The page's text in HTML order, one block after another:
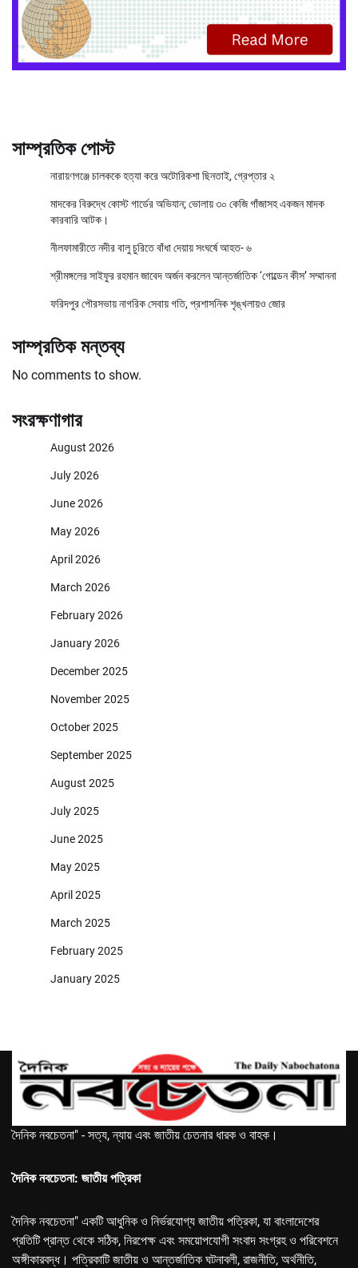
সাম্প্রতিক পোস্ট
নারায়ণগঞ্জে চালককে হত্যা করে অটোরিকশা ছিনতাই, গ্রেপ্তার ২
মাদকের বিরুদ্ধে কোস্ট গার্ডের অভিযান; ভোলায় ৩০ কেজি গাঁজাসহ একজন মাদক
কারবারি আটক।
নীলফামারীতে নদীর বালু চুরিতে বাঁধা দেয়ায় সংঘর্ষে আহত- ৬
শ্রীমঙ্গলের সাইফুর রহমান জাবেদ অর্জন করলেন আন্তর্জাতিক ‘গোল্ডেন কীস’ সম্মাননা
ফরিদপুর পৌরসভায় নাগরিক সেবায় গতি, প্রশাসনিক শৃঙ্খলায়ও জোর
সাম্প্রতিক মন্তব্য
No comments to show.
সংরক্ষণাগার
August 2026
July 2026
June 2026
May 2026
April 2026
March 2026
February 2026
January 2026
December 2025
November 2025
October 2025
September 2025
August 2025
July 2025
June 2025
May 2025
April 2025
March 2025
February 2025
January 2025
দৈনিক নবচেতনা" - সত্য, ন্যায় এবং জাতীয় চেতনার ধারক ও বাহক।
দৈনিক নবচেতনা: জাতীয় পত্রিকা
দৈনিক নবচেতনা" একটি আধুনিক ও নির্ভরযোগ্য জাতীয় পত্রিকা, যা বাংলাদেশের
প্রতিটি প্রান্ত থেকে সঠিক, নিরপেক্ষ এবং সময়োপযোগী সংবাদ সংগ্রহ ও পরিবেশনে
অঙ্গীকারবদ্ধ। পত্রিকাটি জাতীয় ও আন্তর্জাতিক ঘটনাবলী, রাজনীতি, অর্থনীতি,